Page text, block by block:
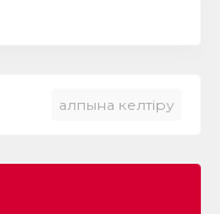
Қалпына келтіру